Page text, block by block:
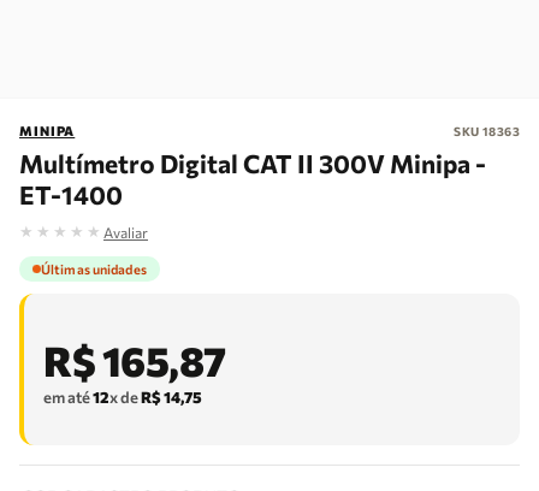
MINIPA SKU 18363
Multímetro Digital CAT II 300V Minipa -
ET-1400
★ ★ ★ ★ ★ Avaliar
Últimas unidades
R$165,87
em até12x deR$14,75